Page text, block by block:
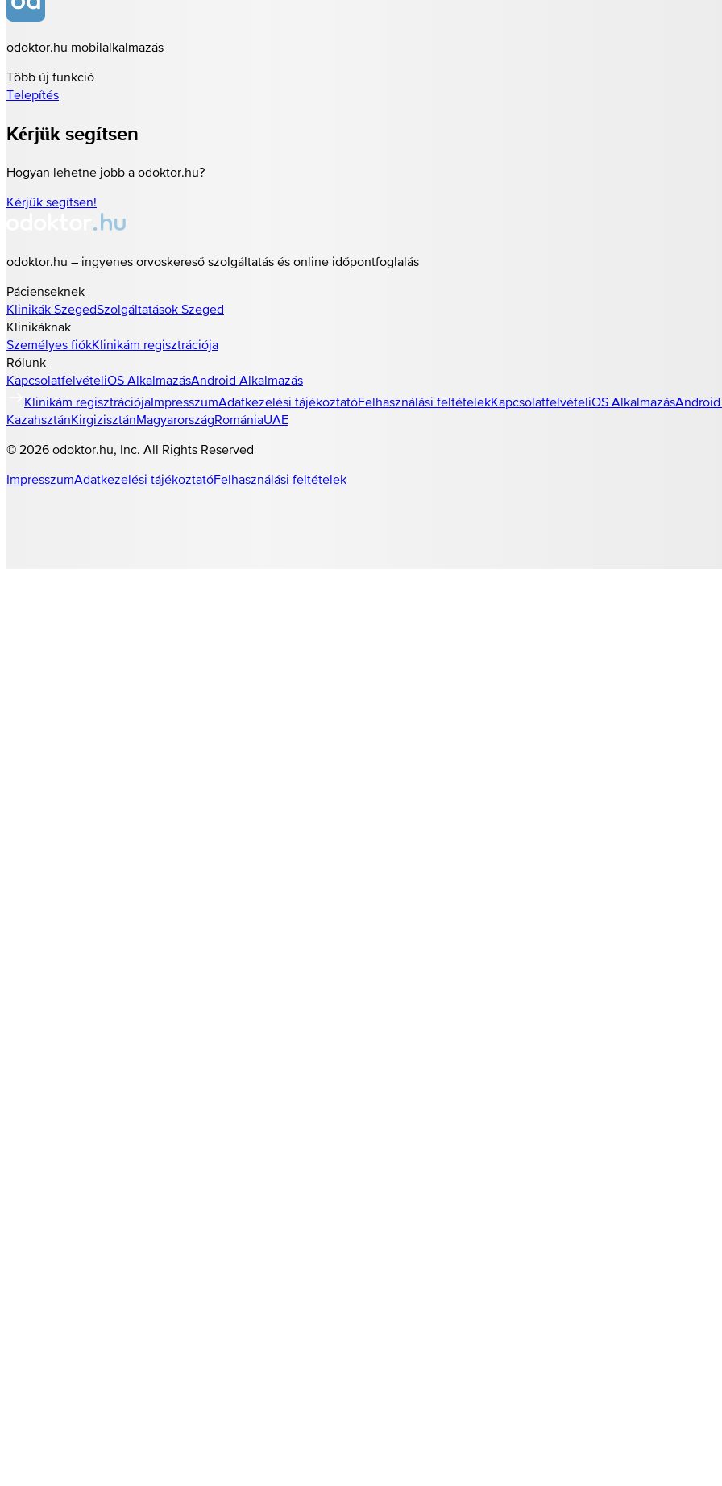
odoktor.hu mobilalkalmazás
Több új funkció
Telepítés
Kérjük segítsen
Hogyan lehetne jobb a odoktor.hu?
Kérjük segítsen!
odoktor.hu – ingyenes orvoskereső szolgáltatás és online időpontfoglalás
Pácienseknek
Klinikák SzegedSzolgáltatások Szeged
Klinikáknak
Személyes fiókKlinikám regisztrációja
Rólunk
KapcsolatfelvételiOS AlkalmazásAndroid Alkalmazás
Klinikám regisztrációjaImpresszumAdatkezelési tájékoztatóFelhasználási feltételekKapcsolatfelvételiOS Alkalmazás
KazahsztánKirgizisztánMagyarországRomániaUAE
© 2026 odoktor.hu , Inc. All Rights Reserved
ImpresszumAdatkezelési tájékoztatóFelhasználási feltételek